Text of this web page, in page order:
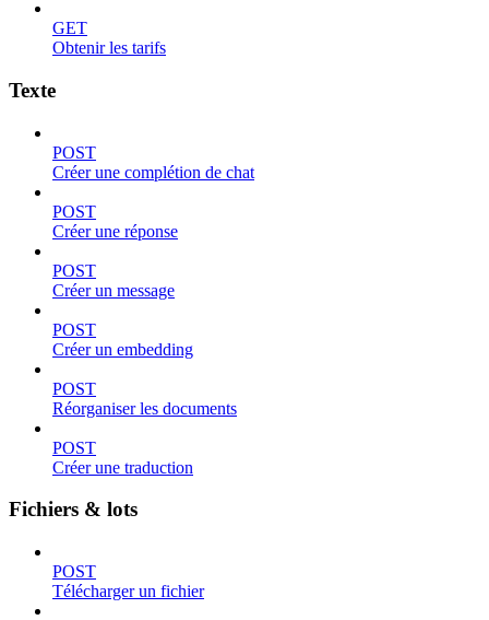
GET
Obtenir les tarifs
Texte
POST
Créer une complétion de chat
POST
Créer une réponse
POST
Créer un message
POST
Créer un embedding
POST
Réorganiser les documents
POST
Créer une traduction
Fichiers & lots
POST
Télécharger un fichier